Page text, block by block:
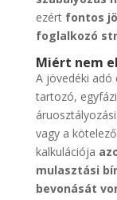
ezért fontos
foglalkozó
Miért nem
A jövedéki adó
tartozó,
vagy a
kalkulációja
mulasztási
bevonását